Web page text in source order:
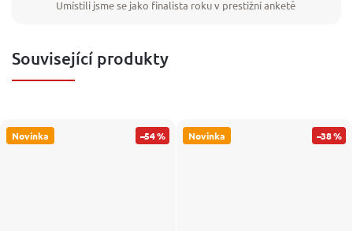
Umístili jsme se jako finalista roku v prestižní anketě
Související produkty
Novinka –54 % Novinka –38 %